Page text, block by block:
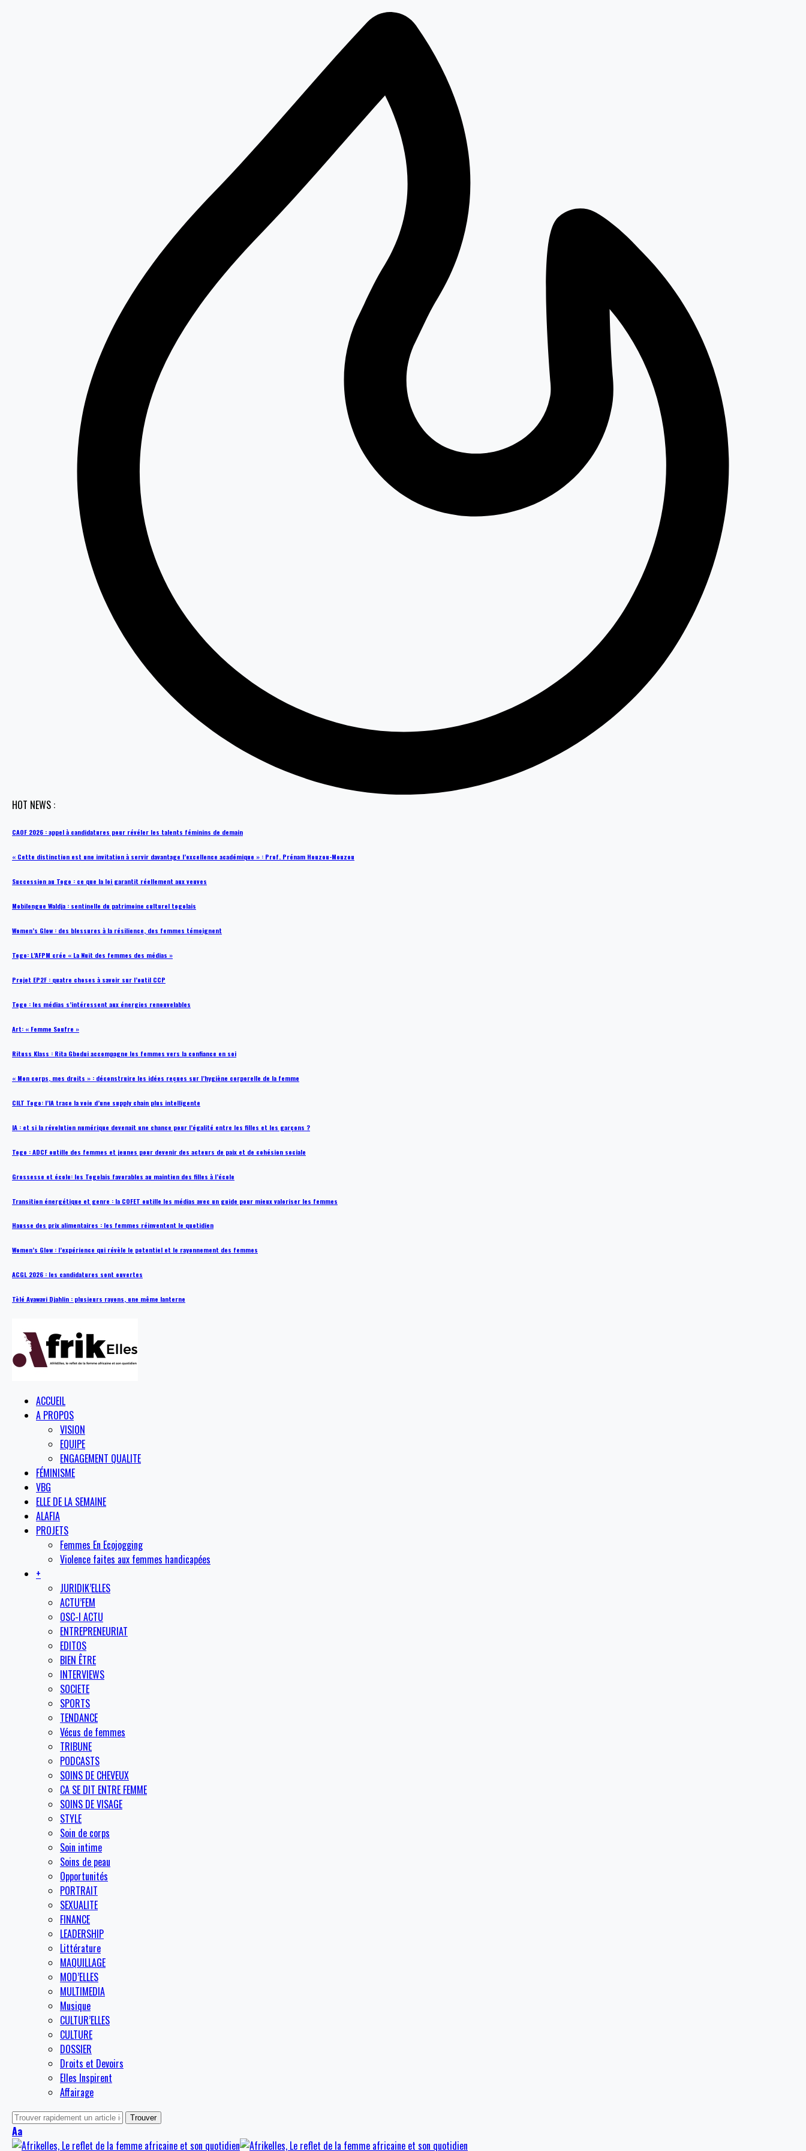
HOT NEWS :
CAOF 2026 : appel à candidatures pour révéler les talents féminins de demain
« Cette distinction est une invitation à servir davantage l’excellence académique » : Prof. Prénam Houzou-Mouzou
Succession au Togo : ce que la loi garantit réellement aux veuves
Mobilengue Waldja : sentinelle du patrimoine culturel togolais
Women’s Glow : des blessures à la résilience, des femmes témoignent
Togo: L’AFPM crée « La Nuit des femmes des médias »
Projet EP2F : quatre choses à savoir sur l’outil CCP
Togo : les médias s’intéressent aux énergies renouvelables
Art: « Femme Soufre »
Rituss Klass : Rita Gbodui accompagne les femmes vers la confiance en soi
« Mon corps, mes droits » : déconstruire les idées reçues sur l’hygiène corporelle de la femme
CILT Togo: l’IA trace la voie d’une supply chain plus intelligente
IA : et si la révolution numérique devenait une chance pour l’égalité entre les filles et les garçons ?
Togo : ADCF outille des femmes et jeunes pour devenir des acteurs de paix et de cohésion sociale
Grossesse et école: les Togolais favorables au maintien des filles à l’école
Transition énergétique et genre : la COFET outille les médias avec un guide pour mieux valoriser les femmes
Hausse des prix alimentaires : les femmes réinventent le quotidien
Women’s Glow : l’expérience qui révèle le potentiel et le rayonnement des femmes
ACGL 2026 : les candidatures sont ouvertes
Tèlé Ayawavi Djahlin : plusieurs rayons, une même lanterne
ACCUEIL
A PROPOS
VISION
EQUIPE
ENGAGEMENT QUALITE
FÉMINISME
VBG
ELLE DE LA SEMAINE
ALAFIA
PROJETS
Femmes En Ecojogging
Violence faites aux femmes handicapées
+
JURIDIK’ELLES
ACTU’FEM
OSC-I ACTU
ENTREPRENEURIAT
EDITOS
BIEN ÊTRE
INTERVIEWS
SOCIETE
SPORTS
TENDANCE
Vécus de femmes
TRIBUNE
PODCASTS
SOINS DE CHEVEUX
CA SE DIT ENTRE FEMME
SOINS DE VISAGE
STYLE
Soin de corps
Soin intime
Soins de peau
Opportunités
PORTRAIT
SEXUALITE
FINANCE
LEADERSHIP
Littérature
MAQUILLAGE
MOD’ELLES
MULTIMEDIA
Musique
CULTUR’ELLES
CULTURE
DOSSIER
Droits et Devoirs
Elles Inspirent
Affairage
Aa